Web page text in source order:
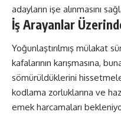
adayların işe alınmasını
İş Arayanlar
Yoğunlaştırılmış mülakat
kafalarının karışmasına,
sömürüldüklerini
kodlama zorluklarına ve
emek harcamaları